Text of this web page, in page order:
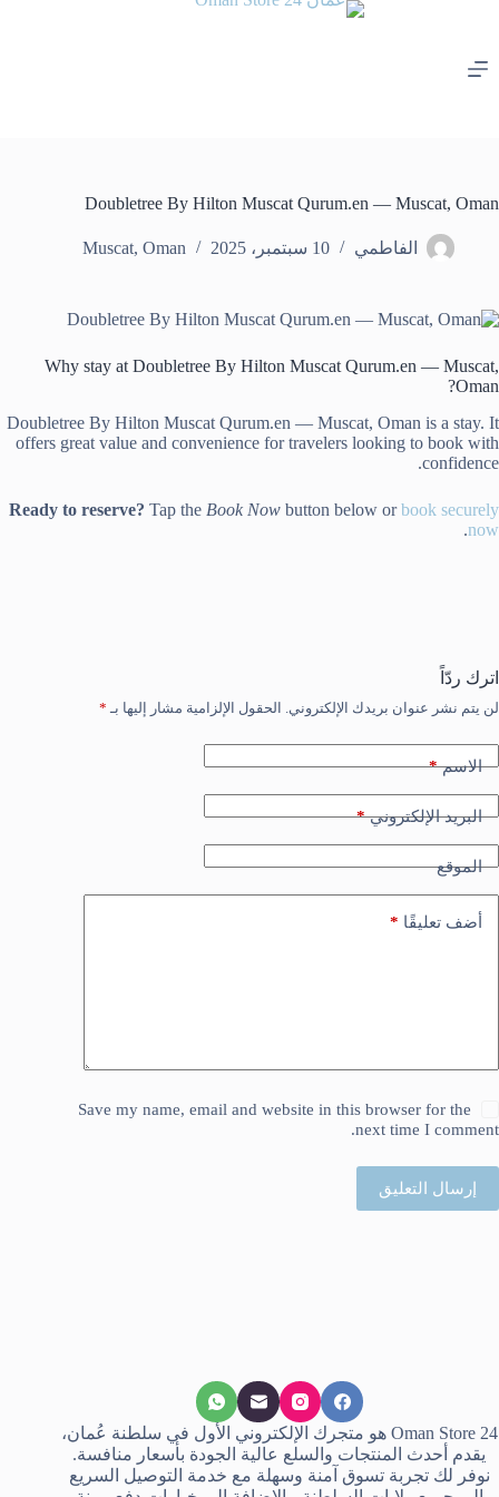
Doubletree By Hilton Muscat Qurum.en — Muscat, Oman
الفاطمي 10 سبتمبر، 2025 Muscat, Oman
Why stay at Doubletree By Hilton Muscat Qurum.en — Muscat,
Oman?
Doubletree By Hilton Muscat Qurum.en — Muscat, Oman is a stay. It
offers great value and convenience for travelers looking to book with
confidence.
Ready to reserve? Tap the Book Now button below orbook securely
now
.
اترك ردّاً
لن يتم نشر عنوان بريدك الإلكتروني. الحقول الإلزامية مشار إليها بـ *
الاسم*
البريد الإلكتروني*
الموقع
أضف تعليقًا *
Save my name, email and website in this browser for the
next time I comment.
إرسال التعليق
Oman Store 24 هو متجرك الإلكتروني الأول في سلطنة عُمان،
يقدم أحدث المنتجات والسلع عالية الجودة بأسعار منافسة.
نوفر لك تجربة تسوق آمنة وسهلة مع خدمة التوصيل السريع